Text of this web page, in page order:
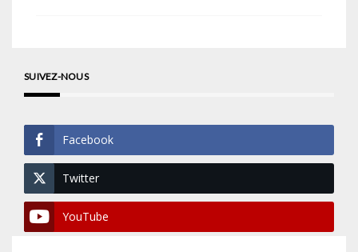
SUIVEZ-NOUS
Facebook
Twitter
YouTube